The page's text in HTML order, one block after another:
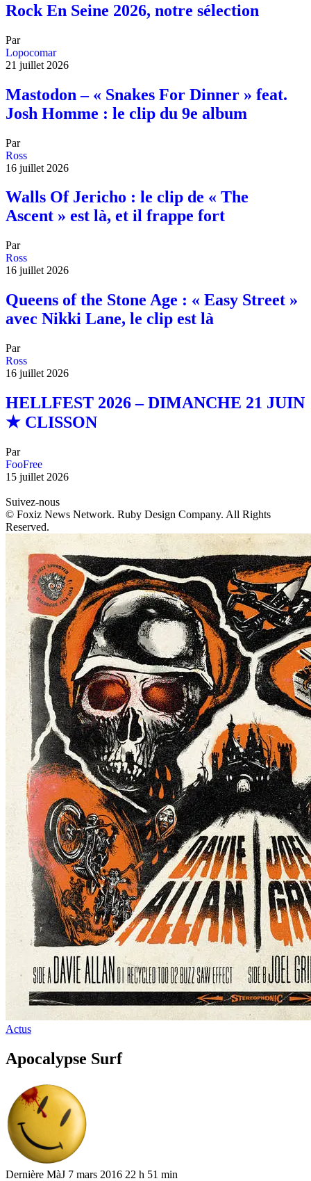
Rock En Seine 2026, notre sélection
Par
Lopocomar
21 juillet 2026
Mastodon – « Snakes For Dinner » feat.
Josh Homme : le clip du 9e album
Par
Ross
16 juillet 2026
Walls Of Jericho : le clip de « The
Ascent » est là, et il frappe fort
Par
Ross
16 juillet 2026
Queens of the Stone Age : « Easy Street »
avec Nikki Lane, le clip est là
Par
Ross
16 juillet 2026
HELLFEST 2026 – DIMANCHE 21 JUIN
★ CLISSON
Par
FooFree
15 juillet 2026
Suivez-nous
© Foxiz News Network. Ruby Design Company. All Rights
Reserved.
Actus
Apocalypse Surf
Dernière MàJ 7 mars 2016 22 h 51 min